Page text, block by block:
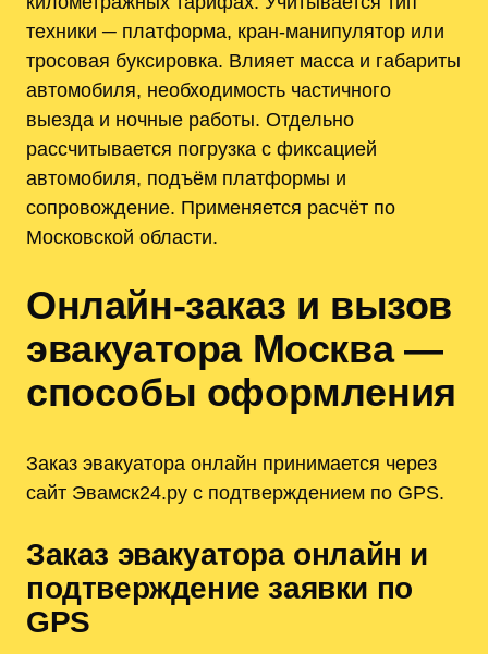
техники ─ платформа, кран-манипулятор или
тросовая буксировка. Влияет масса и габариты
автомобиля, необходимость частичного
выезда и ночные работы. Отдельно
рассчитывается погрузка с фиксацией
автомобиля, подъём платформы и
сопровождение. Применяется расчёт по
Московской области.
Онлайн-заказ и вызов
эвакуатора Москва —
способы оформления
Заказ эвакуатора онлайн принимается через
сайт Эвамск24.ру с подтверждением по GPS.
Заказ эвакуатора онлайн и
подтверждение заявки по
GPS